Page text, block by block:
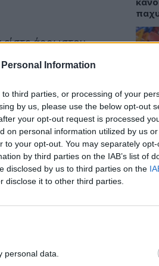
Information
third parties, or processing of your
by us, please use the below opt-out
your opt-out request is processed
on personal information utilized by us
to your opt-out. You may separately
by third parties on the IAB’s list of
disclosed by us to third parties on the
disclose it to other third parties.
personal data.
άρρωστοι;
για να προστατέψει
βασικά σημάδια
λέκτορας στο Kings
για τον πόνο.
ότι τα κύτταρα του
δέχεται επίθεση. Τα
να σας ενθαρρύνουν να
σύστημα να κάνει
ΙΣΑ: